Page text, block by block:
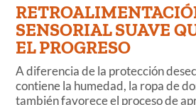
SENSORIAL SUAVE
EL PROGRESO
A diferencia de la protección
contiene la humedad, la ropa de
también favorece el proceso de